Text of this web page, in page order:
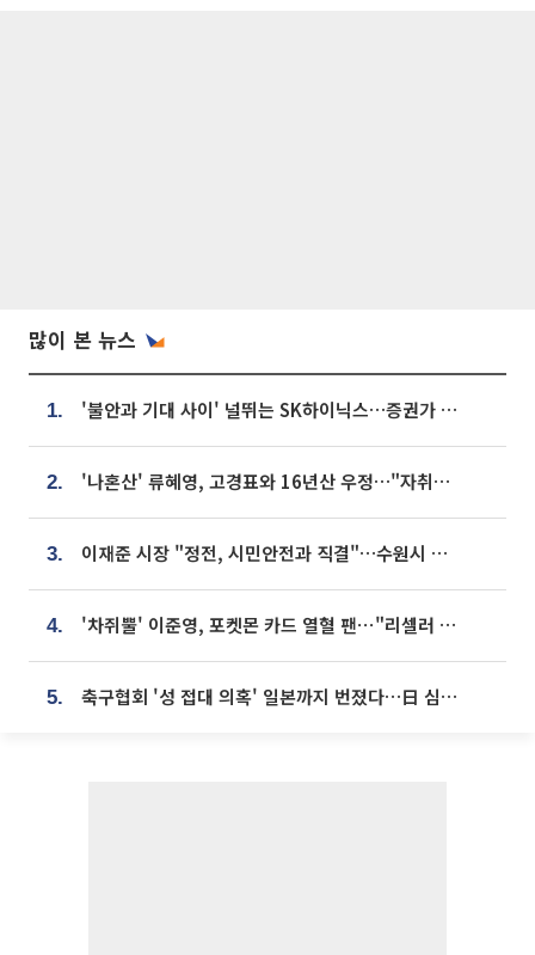
많이 본 뉴스
1. '불안과 기대 사이' 널뛰는 SK하이닉스…증권가 "HBM4·LTA 기반 펀터멘털 견고"
2. '나혼산' 류혜영, 고경표와 16년산 우정…"자취방서 부모님과 마주쳐"
3. 이재준 시장 "정전, 시민안전과 직결"…수원시 비상대응체계 가동
4. '차쥐뿔' 이준영, 포켓몬 카드 열혈 팬⋯"리셀러 처단할 것"
5. 축구협회 '성 접대 의혹' 일본까지 번졌다…日 심판 실명 공개